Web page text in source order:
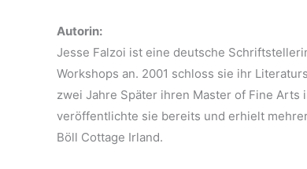
Autorin:
Jesse Falzoi ist eine deutsche
Workshops an. 2001 schloss sie ihr
zwei Jahre Später ihren Master of Fine
veröffentlichte sie bereits und erhielt
Böll Cottage Irland.